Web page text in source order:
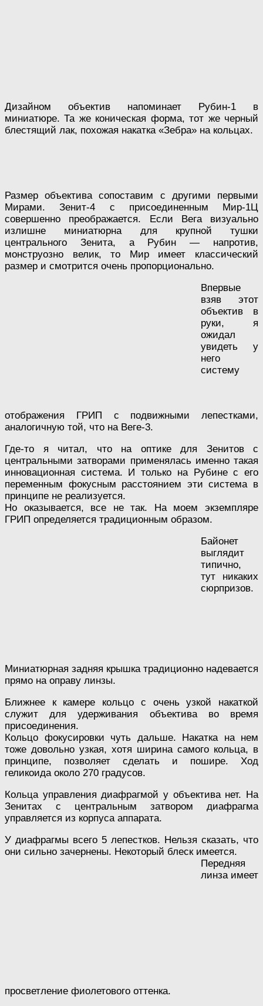
Дизайном объектив напоминает Рубин-1 в
миниатюре. Та же коническая форма, тот же черный
блестящий лак, похожая накатка «Зебра» на кольцах.
Размер объектива сопоставим с другими первыми
Мирами. Зенит-4 с присоединенным Мир-1Ц
совершенно преображается. Если Вега визуально
излишне миниатюрна для крупной тушки
центрального Зенита, а Рубин — напротив,
монструозно велик, то Мир имеет классический
размер и смотрится очень пропорционально.
Впервые
взяв этот
объектив в
руки, я
ожидал
увидеть у
него
систему
отображения ГРИП с подвижными лепестками,
аналогичную той, что на Веге-3.
Где-то я читал, что на оптике для Зенитов с
центральными затворами применялась именно такая
инновационная система. И только на Рубине с его
переменным фокусным расстоянием эти система в
принципе не реализуется.
Но оказывается, все не так. На моем экземпляре
ГРИП определяется традиционным образом.
Байонет
выглядит
типично,
тут никаких
сюрпризов.
Миниатюрная задняя крышка традиционно надевается
прямо на оправу линзы.
Ближнее к камере кольцо с очень узкой накаткой
служит для удерживания объектива во время
присоединения.
Кольцо фокусировки чуть дальше. Накатка на нем
тоже довольно узкая, хотя ширина самого кольца, в
принципе, позволяет сделать и пошире. Ход
геликоида около 270 градусов.
Кольца управления диафрагмой у объектива нет. На
Зенитах с центральным затвором диафрагма
управляется из корпуса аппарата.
У диафрагмы всего 5 лепестков. Нельзя сказать, что
они сильно зачернены. Некоторый блеск имеется.
Передняя
линза имеет
просветление фиолетового оттенка.